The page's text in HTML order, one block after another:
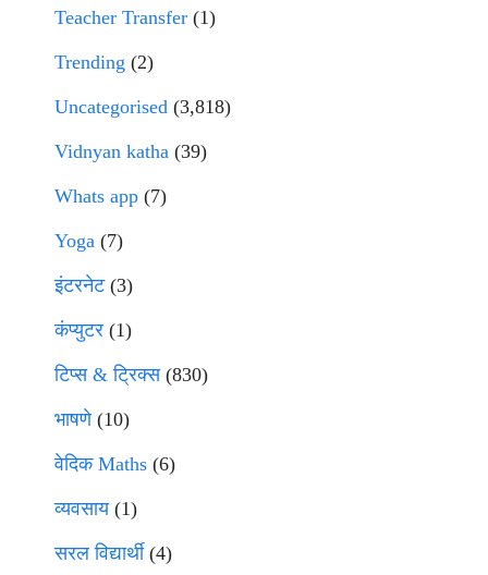
Teacher Transfer (1)
Trending (2)
Uncategorised (3,818)
Vidnyan katha (39)
Whats app (7)
Yoga (7)
इंटरनेट(3)
कंप्युटर (1)
टिप्स & ट्रिक्स(830)
भाषणे(10)
वेदिक Maths (6)
व्यवसाय(1)
सरल विद्यार्थी(4)